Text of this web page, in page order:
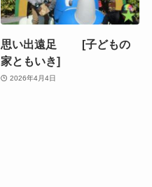
思い出遠足 [子どもの
家ともいき]
2026年4月4日